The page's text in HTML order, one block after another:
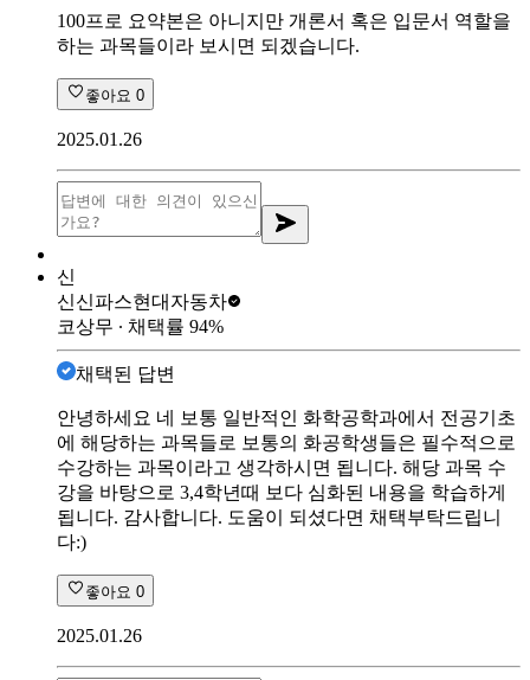
100프로 요약본은 아니지만 개론서 혹은 입문서 역할을
하는 과목들이라 보시면 되겠습니다.
좋아요 0
2025.01.26
신
신신파스현대자동차
코상무 ∙ 채택률 94%
채택된 답변
안녕하세요 네 보통 일반적인 화학공학과에서 전공기초
에 해당하는 과목들로 보통의 화공학생들은 필수적으로
수강하는 과목이라고 생각하시면 됩니다. 해당 과목 수
강을 바탕으로 3,4학년때 보다 심화된 내용을 학습하게
됩니다. 감사합니다. 도움이 되셨다면 채택부탁드립니
다:)
좋아요 0
2025.01.26